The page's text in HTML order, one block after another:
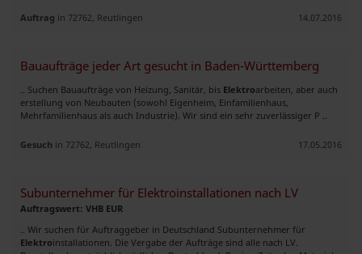
Auftrag in 72762, Reutlingen 14.07.2016
Bauaufträge jeder Art gesucht in Baden-Württemberg
.. Suchen Bauaufträge von Heizung, Sanitär, bis Elektroarbeiten, aber auch
erstellung von Neubauten (sowohl Eigenheim, Einfamilienhaus,
Mehrfamilienhaus als auch Industrie). Wir sind ein sehr zuverlässiger P ..
Gesuch in 72762, Reutlingen 17.05.2016
Subunternehmer für Elektroinstallationen nach LV
Auftragswert: VHB EUR
.. Wir suchen für Auftraggeber in Deutschland Subunternehmer für
Elektroinstallationen. Die Vergabe der Aufträge sind alle nach LV.